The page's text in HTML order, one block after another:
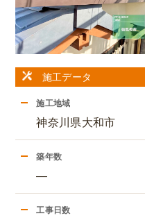
施工データ
施工地域
神奈川県大和市
築年数
―
工事日数